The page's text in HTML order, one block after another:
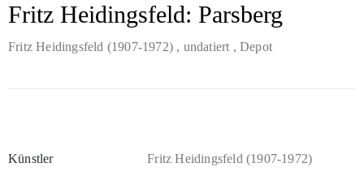
Fritz Heidingsfeld: Parsberg
Fritz Heidingsfeld (1907-1972) , undatiert , Depot
Künstler Fritz Heidingsfeld (1907-1972)